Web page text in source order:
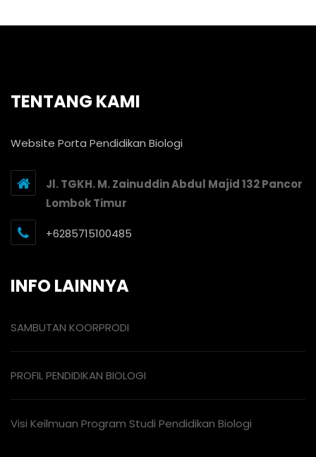
TENTANG KAMI
Website Porta Pendidikan Biologi
Jl. TGKH. M. Zainuddin Abdul Majid 132 Pancor
Lombok Timur
+6285715100485
INFO LAINNYA
SAMBUTAN KOORPRODI
PROFIL PENDIDIKAN BIOLOGI
Visi Keilmuan Program Studi Pendidikan Biologi